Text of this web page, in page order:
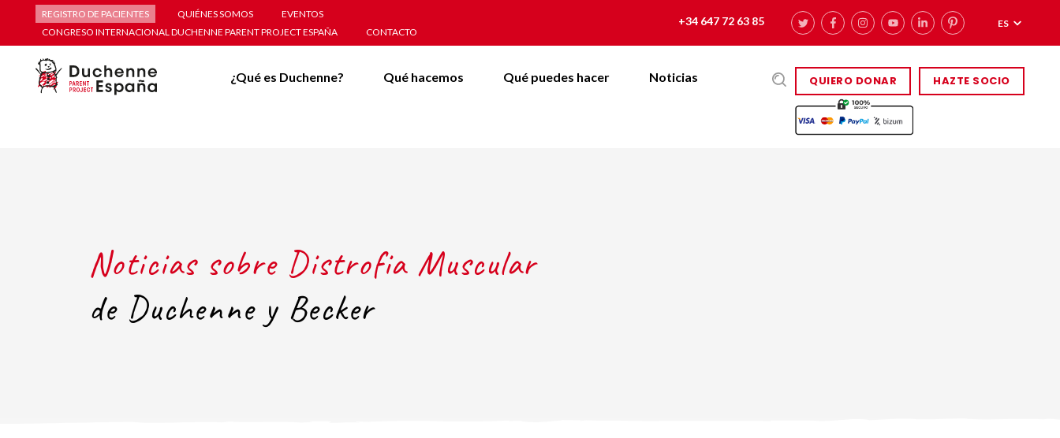
REGISTRO DE PACIENTES QUIÉNES SOMOS
EVENTOS
CONGRESO INTERNACIONAL DUCHENNE PARENT PROJECT ESPAÑA
CONTACTO
+34 647 72 63 85 ES
QUIERO DONAR HAZTE SOCIO
¿Qué es Duchenne? Qué hacemos Qué puedes hacer Noticias
Noticias sobre Distrofia Muscular
de Duchenne y Becker